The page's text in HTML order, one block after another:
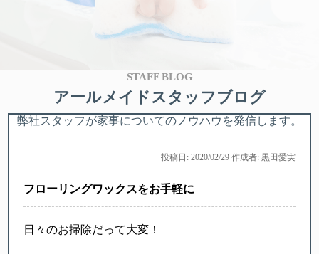
STAFF BLOG
アールメイドスタッフブログ
弊社スタッフが家事についてのノウハウを発信します。
投稿日: 2020/02/29 作成者: 黒田愛実
フローリングワックスをお手軽に
日々のお掃除だって大変！